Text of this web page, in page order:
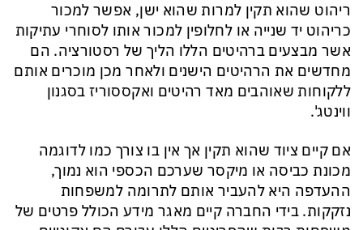
ריהוט שהוא תקין למרות שהוא ישן, אפשר למכור
כריהוט יד שנייה או לחלופין למכור אותו לסוחרי עתיקות
אשר מבצעים ברהיטים הללו הליך של רסטורציה. הם
מחדשים את הרהיטים הישנים ולאחר מכן מוכרים אותם
ללקוחות שאוהבים מאד רהיטים ואקססוריז בסגנון
ווינטג'.
אם קיים ציוד שהוא תקין אך אין בו צורך כמו לדוגמה
מכונת כביסה או מיקסר שערכם הכספי הוא נמוך,
ההעדפה היא להעביר אותם לתרומה למשפחות
נזקקות. בידי החברה קיים מאגר מידע הכולל פרטים של